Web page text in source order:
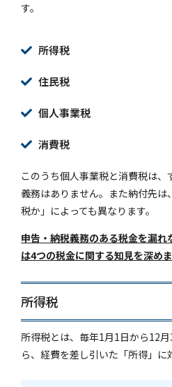
す。
所得税
住民税
個人事業税
消費税
このうち個人事業税と消費税は、
義務はありません。また納付先
税か」によっても異なります。
申告・納税義務のある税金を漏
は4つの税金に関する知見を深めま
所得税
所得税とは、毎年1月1日から12
ら、経費を差し引いた「所得」に